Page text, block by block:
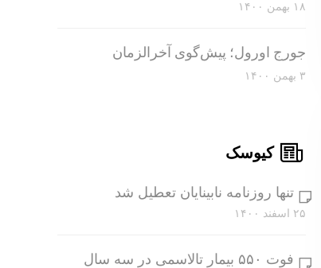
۱۸ بهمن ۱۴۰۰
جورج اورول؛ پیش‌گوی آخرالزمان
۳ بهمن ۱۴۰۰
کیوسک
تنها روزنامه نابینایان تعطیل شد
۲۵ اسفند ۱۴۰۰
فوت ۵۵۰ بیمار تالاسمی در سه سال